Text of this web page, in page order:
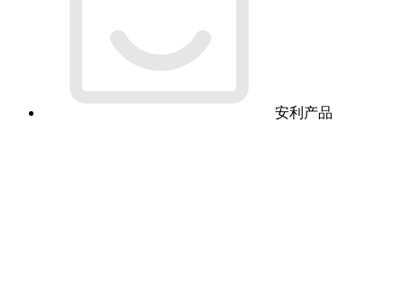
安利产品